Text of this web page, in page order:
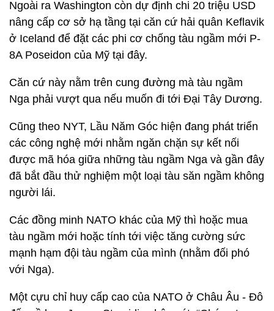
Ngoài ra Washington còn dự định chi 20 triệu USD
nâng cấp cơ sở hạ tầng tại căn cứ hải quân Keflavik
ở Iceland để đặt các phi cơ chống tàu ngầm mới P-
8A Poseidon của Mỹ tại đây.
Căn cứ này nằm trên cung đường mà tàu ngầm
Nga phải vượt qua nếu muốn đi tới Đại Tây Dương.
Cũng theo NYT, Lầu Năm Góc hiện đang phát triển
các công nghệ mới nhằm ngăn chặn sự kết nối
được mã hóa giữa những tàu ngầm Nga và gần đây
đã bắt đầu thử nghiệm một loại tàu săn ngầm không
người lái.
Các đồng minh NATO khác của Mỹ thì hoặc mua
tàu ngầm mới hoặc tính tới việc tăng cường sức
mạnh hạm đội tàu ngầm của mình (nhằm đối phó
với Nga).
Một cựu chỉ huy cấp cao của NATO ở Châu Âu - Đô